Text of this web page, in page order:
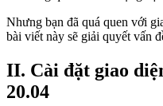
Nhưng bạn đã quá quen với
bài viết này sẽ giải quyết vấn
II. Cài đặt giao
20.04